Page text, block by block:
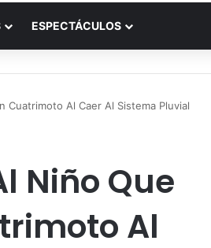
ESPECTÁCULOS
Cuatrimoto Al Caer Al Sistema Pluvial
Niño Que
Al